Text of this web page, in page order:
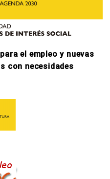
el empleo y nuevas
con necesidades